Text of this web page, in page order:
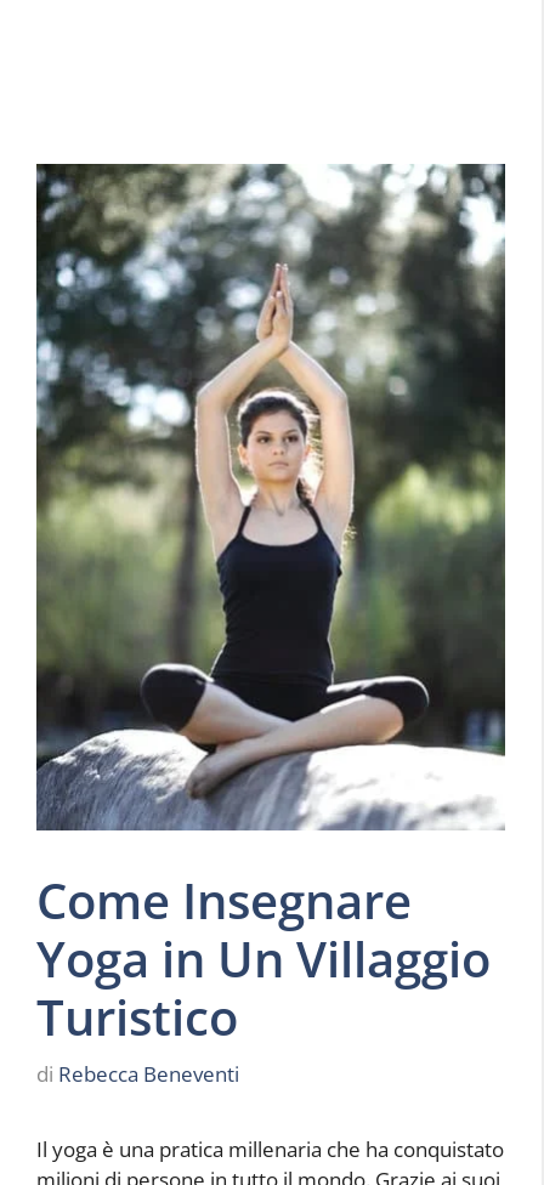
Come Insegnare
Yoga in Un Villaggio
Turistico
di Rebecca Beneventi
Il yoga è una pratica millenaria che ha conquistato